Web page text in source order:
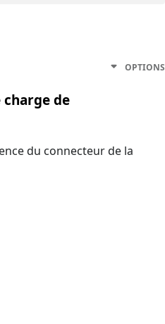
OPTIONS
de
du connecteur de la